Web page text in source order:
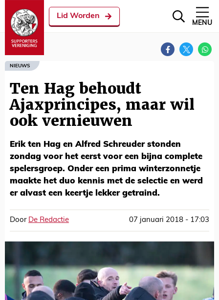
Lid Worden
MENU
NIEUWS
Ten Hag behoudt
Ajaxprincipes, maar wil
ook vernieuwen
Erik ten Hag en Alfred Schreuder stonden
zondag voor het eerst voor een bijna complete
spelersgroep. Onder een prima winterzonnetje
maakte het duo kennis met de selectie en werd
er alvast een keertje lekker getraind.
Door De Redactie 07 januari 2018 - 17:03